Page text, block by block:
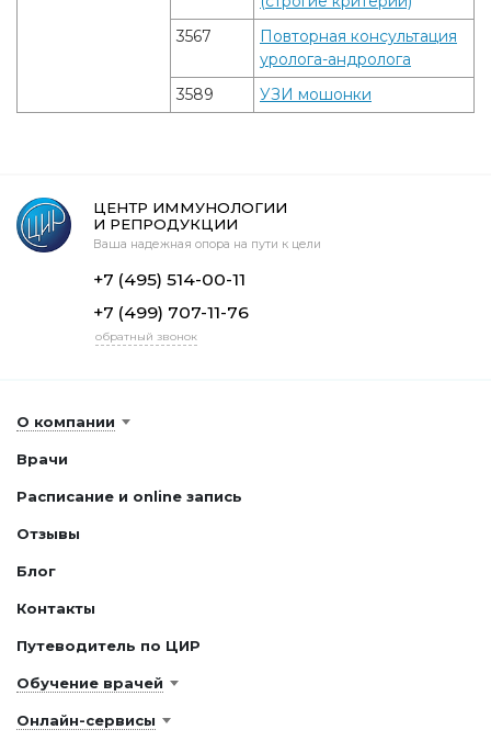
3567
Повторная консультация
уролога-андролога
3589
УЗИ мошонки
ЦЕНТР ИММУНОЛОГИИ
И РЕПРОДУКЦИИ
Ваша надежная опора на пути к цели
+7 (495) 514-00-11
+7 (499) 707-11-76
обратный звонок
О компании
Врачи
Расписание и online запись
Отзывы
Блог
Контакты
Путеводитель по ЦИР
Обучение врачей
Онлайн-сервисы